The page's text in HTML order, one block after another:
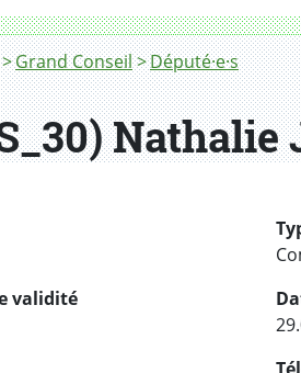
Grand Conseil Député·e·s
validité